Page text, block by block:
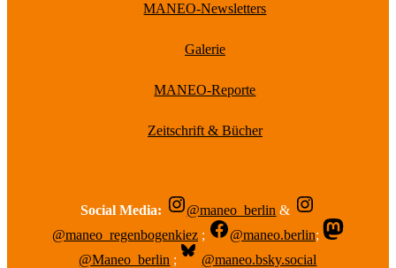
MANEO-Newsletters
Galerie
MANEO-Reporte
Zeitschrift & Bücher
Social Media: @maneo_berlin &
@maneo_regenbogenkiez ; @maneo.berlin;
@Maneo_berlin ; @maneo.bsky.social